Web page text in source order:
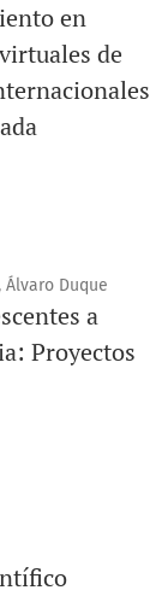
en
de
Álvaro Duque
a
Proyectos